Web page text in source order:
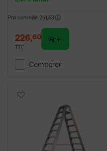
marches - hauteur de
Prix conseillé 251,68
226,60
TTC
Comparer